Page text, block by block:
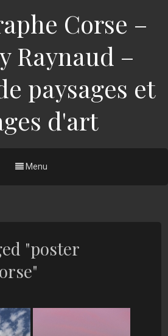
Corse –
Raynaud –
paysages et
d'art
Menu
"poster